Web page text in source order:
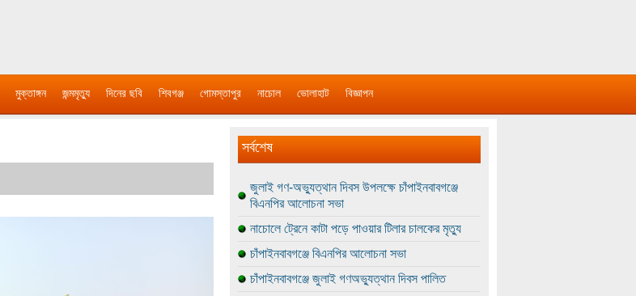
মুক্তাঙ্গন জন্মমৃত্যু দিনের ছবি শিবগঞ্জ গোমস্তাপুর নাচোল ভোলাহাট বিজ্ঞাপন
সর্বশেষ
জুলাই গণ-অভ্যুত্থান দিবস উপলক্ষে চাঁপাইনবাবগঞ্জে
বিএনপির আলোচনা সভা
নাচোলে ট্রেনে কাটা পড়ে পাওয়ার টিলার চালকের মৃত্যু
চাঁপাইনবাবগঞ্জে বিএনপির আলোচনা সভা
চাঁপাইনবাবগঞ্জে জুলাই গণঅভ্যুত্থান দিবস পালিত